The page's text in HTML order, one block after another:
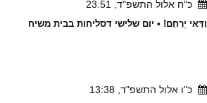
כ"ח אלול התשפ"ד, 23:51
וַדַּאי יְרַחֵם! • יום שלישי דסליחות בבית משיח
כ"ו אלול התשפ"ד, 13:38